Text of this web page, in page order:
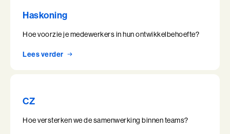
Haskoning
Hoe voorzie je medewerkers in hun ontwikkelbehoefte?
Lees verder
CZ
Hoe versterken we de samenwerking binnen teams?